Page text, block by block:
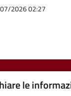
2026 02:27
le